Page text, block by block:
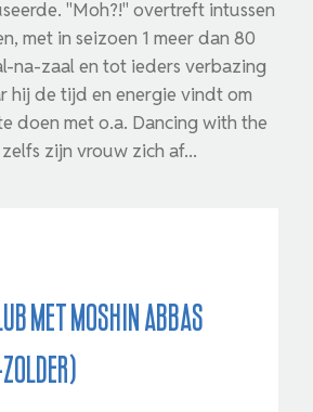
"Moh?!" overtreft intussen
met in seizoen 1 meer dan 80
na-zaal en tot ieders verbazing
hij de tijd en energie vindt om
doen met o.a. Dancing with the
zijn vrouw zich af...
met Moshin Abbas